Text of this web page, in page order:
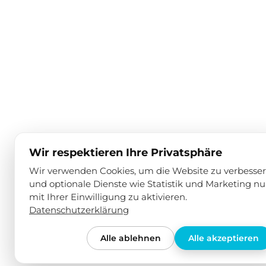
Wir respektieren Ihre Privatsphäre
Wir verwenden Cookies, um die Website zu
und optionale Dienste wie Statistik und Marketing
mit Ihrer Einwilligung zu aktivieren.
Datenschutzerklärung
Alle ablehnen Alle akzeptieren